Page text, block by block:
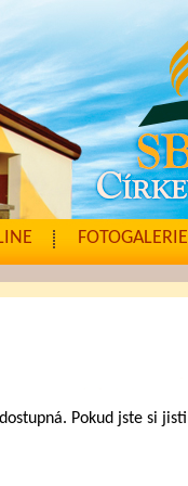
FOTOGALERIE
Pokud jste si jisti